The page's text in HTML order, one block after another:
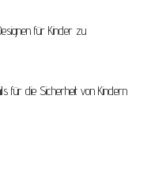
für Kinder zu
für die Sicherheit von Kindern